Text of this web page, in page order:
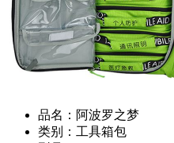
品名： 阿波罗之梦
类别： 工具箱包